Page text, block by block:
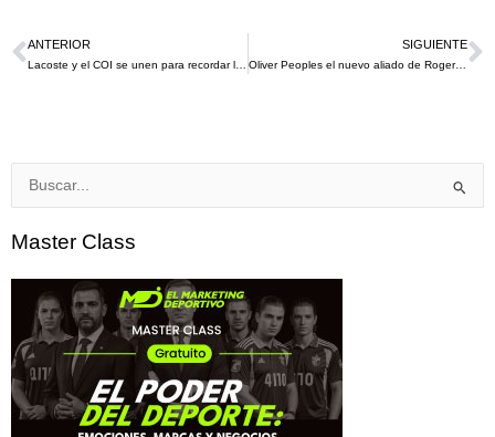
Ant
ANTERIOR SIGUIENTE
Oliver Peoples el nuevo aliado de Roger Federer, en el 2024 lanzarán los diseños
Buscar
Master Class